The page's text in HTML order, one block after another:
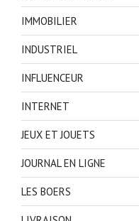
IMMOBILIER
INDUSTRIEL
INFLUENCEUR
INTERNET
JEUX ET JOUETS
JOURNAL EN LIGNE
LES BOERS